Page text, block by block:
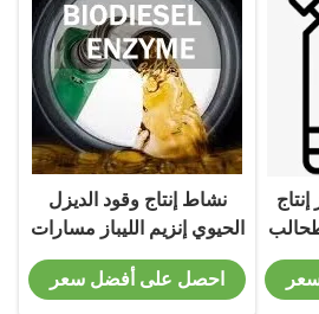
نشاط إنتاج وقود الديزل
الحيوي إنزيم الليباز مسارات
التمثيل الغذائي للدهون
احصل على أفضل سعر